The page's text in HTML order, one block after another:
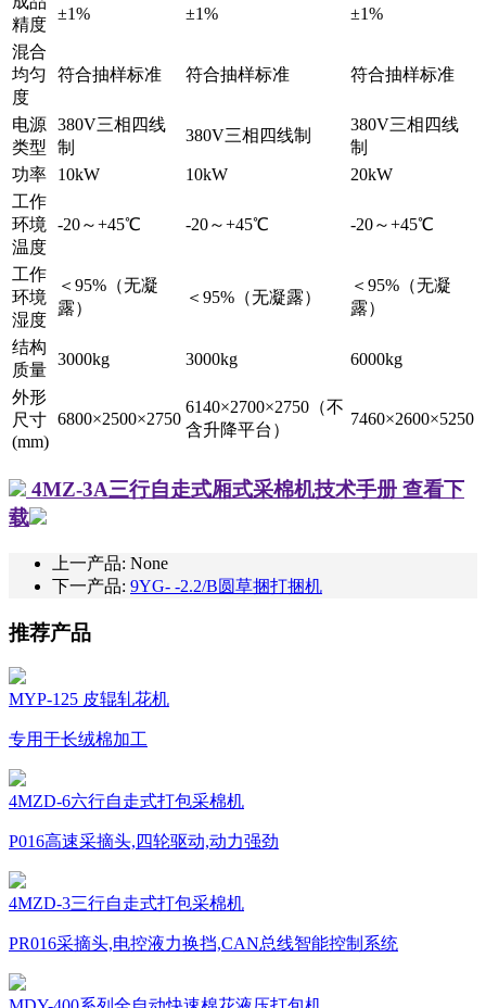
精度
±1% ±1% ±1%
混合
均匀
度
符合抽样标准 符合抽样标准 符合抽样标准
电源
类型
380V三相四线
制
380V三相四线制
380V三相四线
制
功率
10kW 10kW
20kW
工作
环境
温度
-20～+45℃ -20～+45℃ -20～+45℃
工作
环境
湿度
＜95%（无凝
露）
＜95%（无凝露）
＜95%（无凝
露）
结构
质量
3000kg 3000kg 6000kg
外形
尺寸
(mm)
6800×2500×2750
6140×2700×2750（不
含升降平台）
7460×2600×5250
4MZ-3A三行自走式厢式采棉机技术手册 查看下
载
上一产品: None
下一产品: 9YG- -2.2/B圆草捆打捆机
推荐产品
MYP-125 皮辊轧花机
专用于长绒棉加工
4MZD-6六行自走式打包采棉机
P016高速采摘头,四轮驱动,动力强劲
4MZD-3三行自走式打包采棉机
PR016采摘头,电控液力换挡,CAN总线智能控制系统